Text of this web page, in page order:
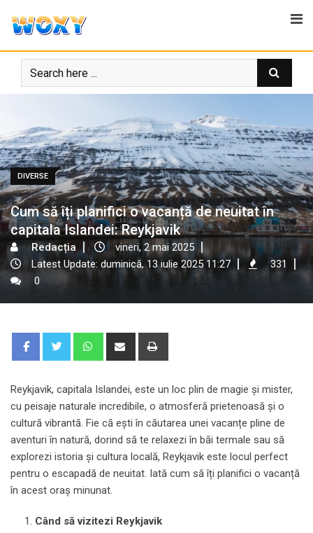
DIVERSE
Cum să îți planifici o vacanță de neuitat în
capitala Islandei: Reykjavik
Redacția
vineri, 2 mai 2025
Latest Update: duminică, 13 iulie 2025 11:27
331
0
WhatsappShare
Reykjavik, capitala Islandei, este un loc plin de magie și mister,
cu peisaje naturale incredibile, o atmosferă prietenoasă și o
cultură vibrantă. Fie că ești în căutarea unei vacanțe pline de
aventuri în natură, dorind să te relaxezi în băi termale sau să
explorezi istoria și cultura locală, Reykjavik este locul perfect
pentru o escapadă de neuitat. Iată cum să îți planifici o vacanță
în acest oraș minunat.
Când să vizitezi Reykjavik